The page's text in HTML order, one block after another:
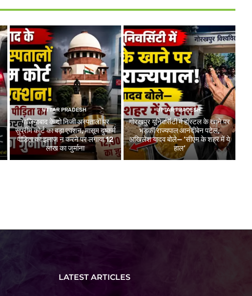
UTTAR PRADESH
गाजियाबाद के दो निजी अस्पतालों पर
सुप्रीम कोर्ट का बड़ा एक्शन, मासूम दुष्कर्म
पीड़िता का इलाज न करने पर लगाया 12
लाख का जुर्माना
UTTAR PRADESH
गोरखपुर यूनिवर्सिटी में हॉस्टल के खाने पर
भड़कीं राज्यपाल आनंदीबेन पटेल,
अखिलेश यादव बोले— ‘सीएम के शहर में ये
हाल’
LATEST ARTICLES